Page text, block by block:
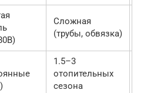
Сложная
(трубы, обвязка)
1.5–3
отопительных
сезона